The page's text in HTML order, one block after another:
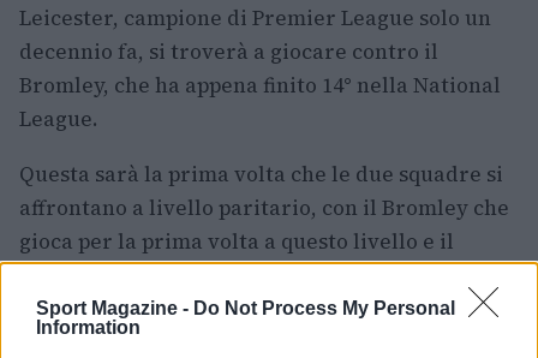
Sport Magazine - Do Not Process My Personal
Information
Leicester, campione di Premier League solo un
decennio fa, si troverà a giocare contro il
Bromley, che ha appena finito 14° nella National
League.
Questa sarà la prima volta che le due squadre si
affrontano a livello paritario, con il Bromley che
gioca per la prima volta a questo livello e il
seconda volta nella sua storia. La partita
promette di essere un vero e proprio spartiacque